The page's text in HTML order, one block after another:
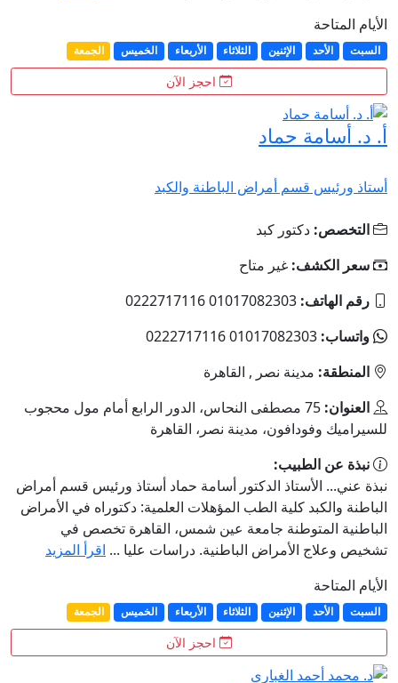
الأيام المتاحة
السبت الأحد الإثنين الثلاثاء الأربعاء الخميس الجمعة
احجز الآن
أ. د. أسامة حماد
أستاذ ورئيس قسم أمراض الباطنة والكبد
التخصص: دكتور كبد
سعر الكشف: غير متاح
رقم الهاتف: 01017082303 0222717116
واتساب: 01017082303 0222717116
المنطقة: مدينة نصر , القاهرة
العنوان:
75 مصطفى النحاس، الدور الرابع أمام مول محجوب
للسيراميك وفودافون، مدينة نصر، القاهرة
نبذة عن الطبيب:
نبذة عني... الأستاذ الدكتور أسامة حماد أستاذ ورئيس قسم أمراض
الباطنة والكبد كلية الطب المؤهلات العلمية: دكتوراه في الأمراض
الباطنية المتوطنة جامعة عين شمس، القاهرة تخصص في
تشخيص وعلاج الأمراض الباطنية. دراسات عليا ... اقرأ المزيد
الأيام المتاحة
السبت الأحد الإثنين الثلاثاء الأربعاء الخميس الجمعة
احجز الآن